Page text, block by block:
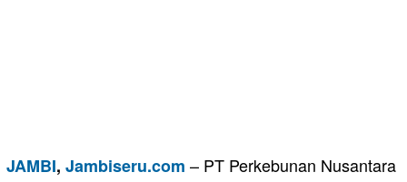
JAMBI, Jambiseru.com – PT Perkebunan Nusantara